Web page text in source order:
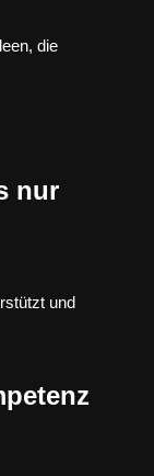
die
nur
und